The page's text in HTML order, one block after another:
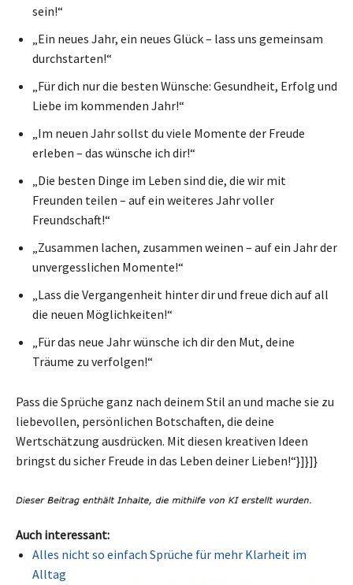
sein!“
„Ein neues Jahr, ein neues Glück – lass uns gemeinsam
durchstarten!“
„Für dich nur die besten Wünsche: Gesundheit, Erfolg und
Liebe im kommenden Jahr!“
„Im neuen Jahr sollst du viele Momente der Freude
erleben – das wünsche ich dir!“
„Die besten Dinge im Leben sind die, die wir mit
Freunden teilen – auf ein weiteres Jahr voller
Freundschaft!“
„Zusammen lachen, zusammen weinen – auf ein Jahr der
unvergesslichen Momente!“
„Lass die Vergangenheit hinter dir und freue dich auf all
die neuen Möglichkeiten!“
„Für das neue Jahr wünsche ich dir den Mut, deine
Träume zu verfolgen!“
Pass die Sprüche ganz nach deinem Stil an und mache sie zu
liebevollen, persönlichen Botschaften, die deine
Wertschätzung ausdrücken. Mit diesen kreativen Ideen
bringst du sicher Freude in das Leben deiner Lieben!“}]}]}
Auch interessant:
Alles nicht so einfach Sprüche für mehr Klarheit im
Alltag